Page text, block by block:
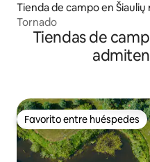
Tienda de campo en
Tornado
Tiendas de
Favorito entre huéspedes
Favorito entre huéspedes